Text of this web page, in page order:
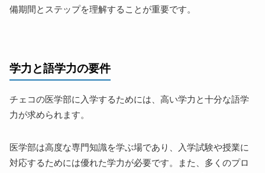
備期間とステップを理解することが重要です。
学力と語学力の要件
チェコの医学部に入学するためには、高い学力と十分な語学
力が求められます。
医学部は高度な専門知識を学ぶ場であり、入学試験や授業に
対応するためには優れた学力が必要です。また、多くのプロ